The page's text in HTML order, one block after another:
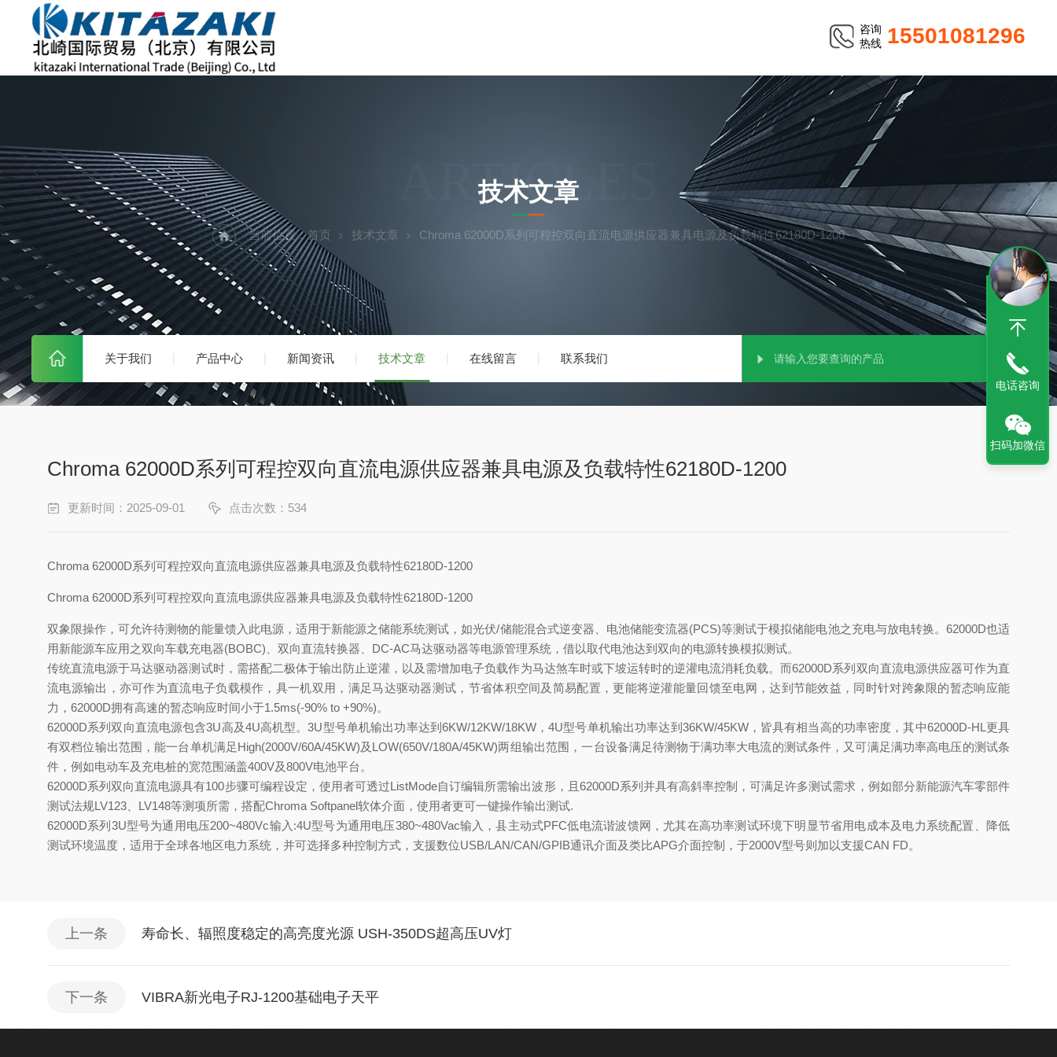
咨询
热线 15501081296
关于我们 产品中心 新闻资讯 技术文章 在线留言 联系我们
ARTICLES
技术文章
当前位置：首页 技术文章 Chroma 62000D系列可程控双向直流电源供应器兼具电源及负载特性62180D-1200
Chroma 62000D系列可程控双向直流电源供应器兼具电源及负载特性62180D-1200
更新时间：2025-09-01 点击次数：534
Chroma 62000D系列可程控双向直流电源供应器兼具电源及负载特性62180D-1200
Chroma 62000D系列可程控双向直流电源供应器兼具电源及负载特性62180D-1200
双象限操作，可允许待测物的能量馈入此电源，适用于新能源之储能系统测试，如光伏/储能混合式逆变器、电池储能变流器(PCS)等测试于模拟储能电池之充电与放电转换。62000D也适
用新能源车应用之双向车载充电器(BOBC)、双向直流转换器、DC-AC马达驱动器等电源管理系统，借以取代电池达到双向的电源转换模拟测试。
传统直流电源于马达驱动器测试时，需搭配二极体于输出防止逆灌，以及需增加电子负载作为马达煞车时或下坡运转时的逆灌电流消耗负载。而62000D系列双向直流电源供应器可作为直
流电源输出，亦可作为直流电子负载模作，具一机双用，满足马达驱动器测试，节省体积空间及简易配置，更能将逆灌能量回馈至电网，达到节能效益，同时针对跨象限的暂态响应能
力，62000D拥有高速的暂态响应时间小于1.5ms(-90% to +90%)。
62000D系列双向直流电源包含3U高及4U高机型。3U型号单机输出功率达到6KW/12KW/18KW，4U型号单机输出功率达到36KW/45KW，皆具有相当高的功率密度，其中62000D-HL更具
有双档位输出范围，能一台单机满足High(2000V/60A/45KW)及LOW(650V/180A/45KW)两组输出范围，一台设备满足待测物于满功率大电流的测试条件，又可满足满功率高电压的测试条
件，例如电动车及充电桩的宽范围涵盖400V及800V电池平台。
62000D系列双向直流电源具有100步骤可编程设定，使用者可透过ListMode自订编辑所需输出波形，且62000D系列并具有高斜率控制，可满足许多测试需求，例如部分新能源汽车零部件
测试法规LV123、LV148等测项所需，搭配Chroma Softpanel软体介面，使用者更可一键操作输出测试.
62000D系列3U型号为通用电压200~480Vc输入:4U型号为通用电压380~480Vac输入，县主动式PFC低电流谐波馈网，尤其在高功率测试环境下明显节省用电成本及电力系统配置、降低
测试环境温度，适用于全球各地区电力系统，并可选择多种控制方式，支援数位USB/LAN/CAN/GPIB通讯介面及类比APG介面控制，于2000V型号则加以支援CAN FD。
上一条 寿命长、辐照度稳定的高亮度光源 USH-350DS超高压UV灯
下一条 VIBRA新光电子RJ-1200基础电子天平
电话咨询
扫码加微信